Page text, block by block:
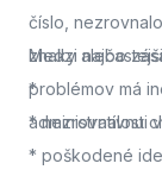
číslo,
znaky alebo
problémov má
administratívnu
Medzi
*
* nezrovnalosti
* poškodené